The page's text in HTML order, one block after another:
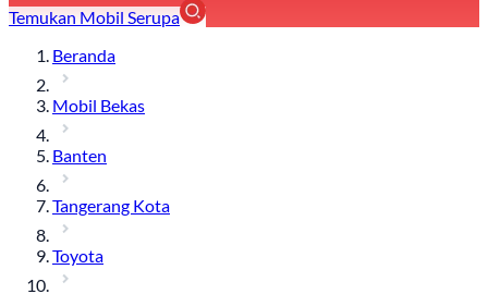
Temukan Mobil Serupa
Beranda
Mobil Bekas
Banten
Tangerang Kota
Toyota